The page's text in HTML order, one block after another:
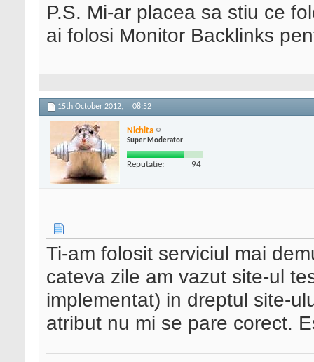
P.S. Mi-ar placea sa stiu ce
ai folosi Monitor Backlinks
15th October 2012, 08:52
Nichita
Super Moderator
Reputatie: 94
Ti-am folosit serviciul mai
cateva zile am vazut site-ul
implementat) in dreptul site-
atribut nu mi se pare corect.